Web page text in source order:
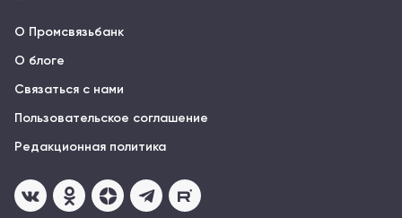
О Промсвязьбанк
О блоге
Связаться с нами
Пользовательское соглашение
Редакционная политика